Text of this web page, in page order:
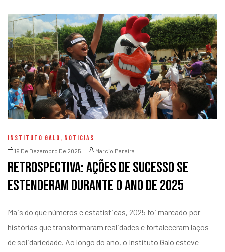
INSTITUTO GALO, NOTICIAS
19 De Dezembro De 2025 Marcio Pereira
Retrospectiva: ações de sucesso se
estenderam durante o ano de 2025
Mais do que números e estatísticas, 2025 foi marcado por
histórias que transformaram realidades e fortaleceram laços
de solidariedade. Ao longo do ano, o Instituto Galo esteve